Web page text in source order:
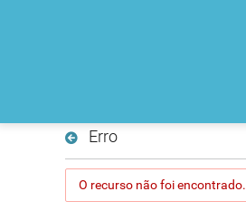
Erro
O recurso não foi encontrado.